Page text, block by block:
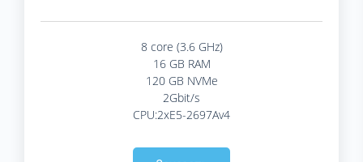
8 core (3.6 GHz)
16 GB RAM
120 GB NVMe
2Gbit/s
CPU:2xE5-2697Av4